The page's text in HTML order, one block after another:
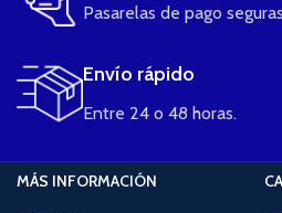
Pasarelas de pago
Envío rápido
Entre 24 o 48 horas.
MÁS INFORMACIÓN